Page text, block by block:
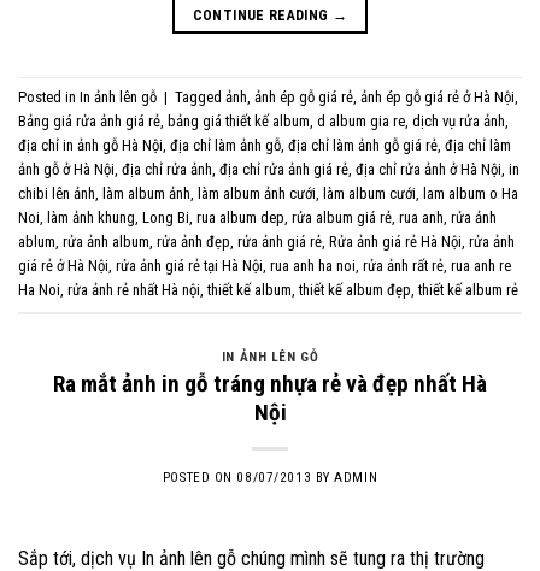
CONTINUE READING →
Posted in In ảnh lên gỗ | Tagged ảnh, ảnh ép gỗ giá rẻ, ảnh ép gỗ giá rẻ ở Hà Nội,
Bảng giá rửa ảnh giá rẻ, bảng giá thiết kế album, d album gia re, dịch vụ rửa ảnh,
địa chỉ in ảnh gỗ Hà Nội, địa chỉ làm ảnh gỗ, địa chỉ làm ảnh gỗ giá rẻ, địa chỉ làm
ảnh gỗ ở Hà Nội, địa chỉ rửa ảnh, địa chỉ rửa ảnh giá rẻ, địa chỉ rửa ảnh ở Hà Nội, in
chibi lên ảnh, làm album ảnh, làm album ảnh cưới, làm album cưới, lam album o Ha
Noi, làm ảnh khung, Long Bi, rua album dep, rửa album giá rẻ, rua anh, rửa ảnh
ablum, rửa ảnh album, rửa ảnh đẹp, rửa ảnh giá rẻ, Rửa ảnh giá rẻ Hà Nội, rửa ảnh
giá rẻ ở Hà Nội, rửa ảnh giá rẻ tại Hà Nội, rua anh ha noi, rửa ảnh rất rẻ, rua anh re
Ha Noi, rửa ảnh rẻ nhất Hà nội,thiết kế album,thiết kế album đẹp,thiết kế album rẻ
IN ẢNH LÊN GỖ
Ra mắt ảnh in gỗ tráng nhựa rẻ và đẹp nhất Hà
Nội
POSTED ON 08/07/2013 BYADMIN
Sắp tới, dịch vụ In ảnh lên gỗ chúng mình sẽ tung ra thị trường